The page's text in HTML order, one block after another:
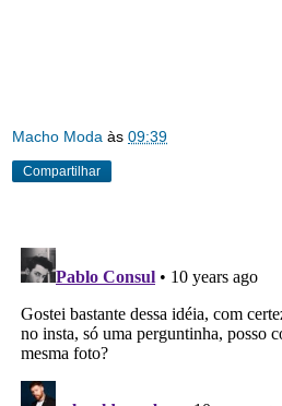
Macho Moda às 09:39
Compartilhar